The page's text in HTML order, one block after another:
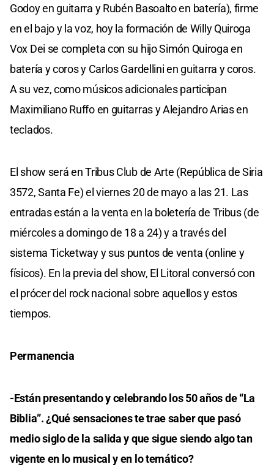
Godoy en guitarra y Rubén Basoalto en batería), firme
en el bajo y la voz, hoy la formación de Willy Quiroga
Vox Dei se completa con su hijo Simón Quiroga en
batería y coros y Carlos Gardellini en guitarra y coros.
A su vez, como músicos adicionales participan
Maximiliano Ruffo en guitarras y Alejandro Arias en
teclados.
El show será en Tribus Club de Arte (República de Siria
3572, Santa Fe) el viernes 20 de mayo a las 21. Las
entradas están a la venta en la boletería de Tribus (de
miércoles a domingo de 18 a 24) y a través del
sistema Ticketway y sus puntos de venta (online y
físicos). En la previa del show, El Litoral conversó con
el prócer del rock nacional sobre aquellos y estos
tiempos.
Permanencia
-Están presentando y celebrando los 50 años de “La
Biblia”. ¿Qué sensaciones te trae saber que pasó
medio siglo de la salida y que sigue siendo algo tan
vigente en lo musical y en lo temático?